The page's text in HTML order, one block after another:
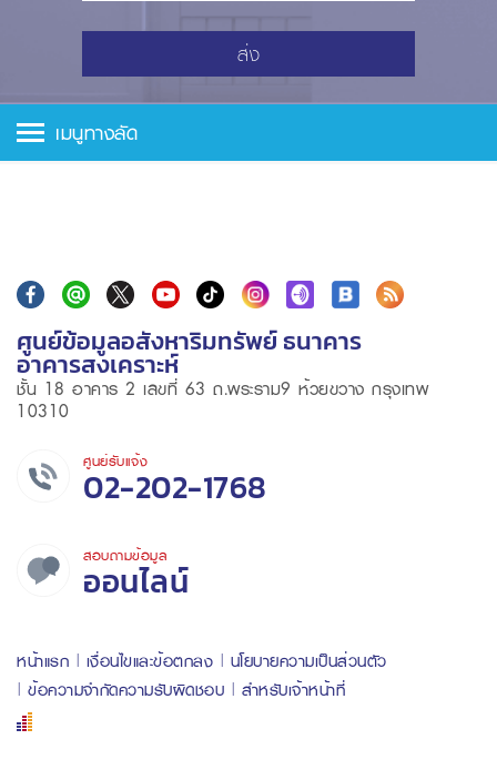
ส่ง
เมนูทางลัด
ศูนย์ข้อมูลอสังหาริมทรัพย์ ธนาคาร
อาคารสงเคราะห์
ชั้น 18 อาคาร 2 เลขที่ 63 ถ.พระราม9 ห้วยขวาง กรุงเทพ
10310
ศูนย์รับแจ้ง
02-202-1768
สอบถามข้อมูล
ออนไลน์
หน้าแรก เงื่อนไขและข้อตกลง
นโยบายความเป็นส่วนตัว
ข้อความจำกัดความรับผิดชอบ
สำหรับเจ้าหน้าที่